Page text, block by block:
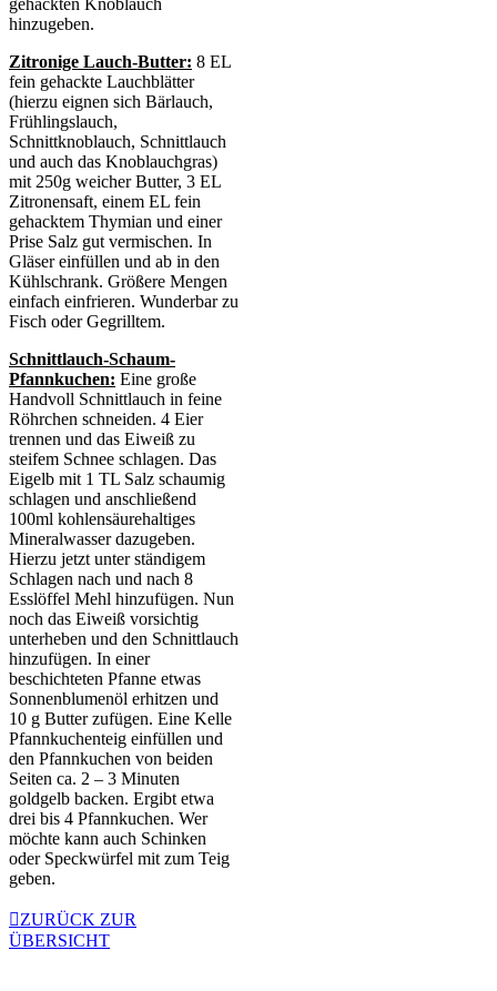
hinzugeben.
Zitronige Lauch-Butter: 8 EL
fein gehackte Lauchblätter
(hierzu eignen sich Bärlauch,
Frühlingslauch,
Schnittknoblauch, Schnittlauch
und auch das Knoblauchgras)
mit 250g weicher Butter, 3 EL
Zitronensaft, einem EL fein
gehacktem Thymian und einer
Prise Salz gut vermischen. In
Gläser einfüllen und ab in den
Kühlschrank. Größere Mengen
einfach einfrieren. Wunderbar zu
Fisch oder Gegrilltem.
Schnittlauch-Schaum-
Pfannkuchen: Eine große
Handvoll Schnittlauch in feine
Röhrchen schneiden. 4 Eier
trennen und das Eiweiß zu
steifem Schnee schlagen. Das
Eigelb mit 1 TL Salz schaumig
schlagen und anschließend
100ml kohlensäurehaltiges
Mineralwasser dazugeben.
Hierzu jetzt unter ständigem
Schlagen nach und nach 8
Esslöffel Mehl hinzufügen. Nun
noch das Eiweiß vorsichtig
unterheben und den Schnittlauch
hinzufügen. In einer
beschichteten Pfanne etwas
Sonnenblumenöl erhitzen und
10 g Butter zufügen. Eine Kelle
Pfannkuchenteig einfüllen und
den Pfannkuchen von beiden
Seiten ca. 2 – 3 Minuten
goldgelb backen. Ergibt etwa
drei bis 4 Pfannkuchen. Wer
möchte kann auch Schinken
oder Speckwürfel mit zum Teig
geben.
ZURÜCK ZUR
ÜBERSICHT